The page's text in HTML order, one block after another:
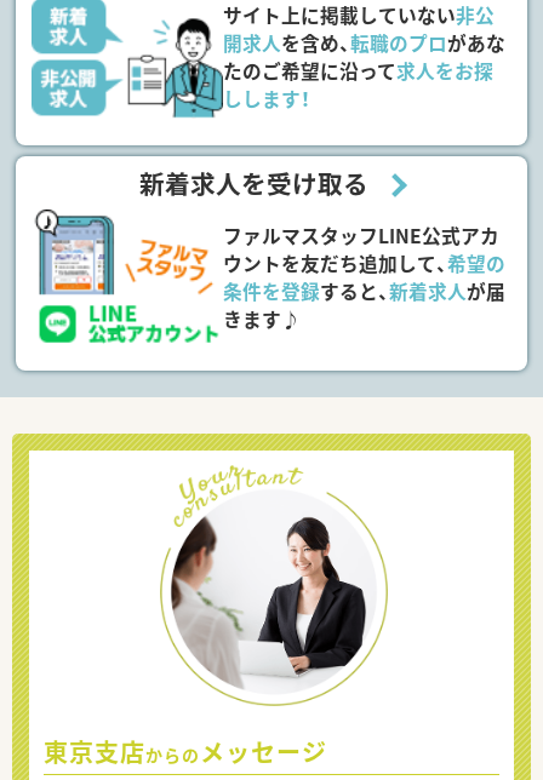
サイト上に掲載していない非公
開求人を含め、転職のプロがあな
たのご希望に沿って求人をお探
しします！
新着求人を受け取る
ファルマスタッフLINE公式アカ
ウントを友だち追加して、希望の
条件を登録すると、新着求人が届
きます♪
東京支店からの メッセージ